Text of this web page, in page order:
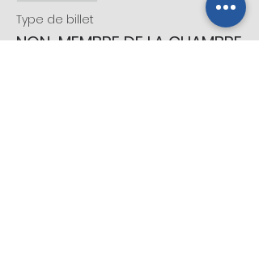
Type de billet
NON-MEMBRE DE LA CHAMBRE